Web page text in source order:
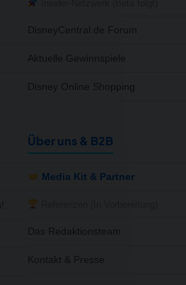
DisneyCentral.de Forum
Aktuelle Gewinnspiele
Disney Online Shopping
Über uns & B2B
Media Kit & Partner
Das Redaktionsteam
Kontakt & Presse